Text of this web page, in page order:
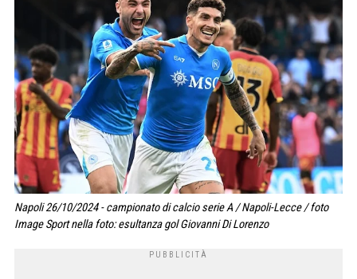
Napoli 26/10/2024 - campionato di calcio serie A / Napoli-Lecce / foto
Image Sport nella foto: esultanza gol Giovanni Di Lorenzo